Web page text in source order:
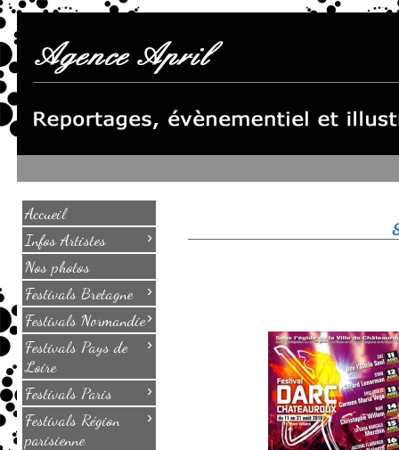
Accueil
Infos Artistes
›
Nos photos
Festivals Bretagne
›
Festivals Normandie›
Festivals Pays de
Loire
›
Festivals Paris ›
Festivals Région
parisienne
›